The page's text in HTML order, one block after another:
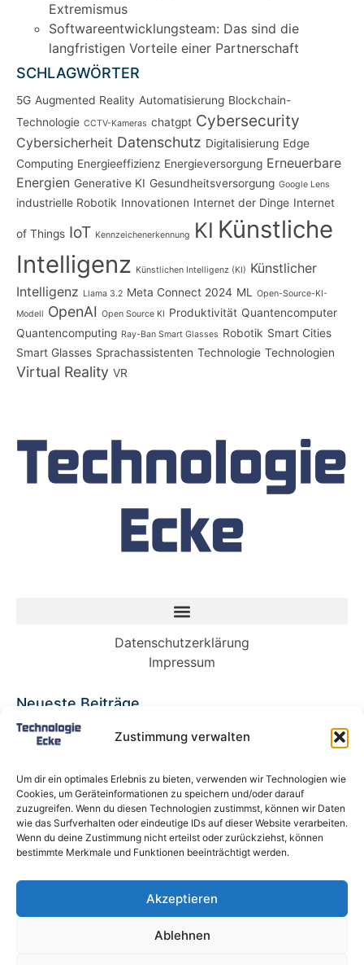
Zustimmung verwalten
Um dir ein optimales Erlebnis zu bieten, verwenden wir Technologien wie
Cookies, um Geräteinformationen zu speichern und/oder darauf
zuzugreifen. Wenn du diesen Technologien zustimmst, können wir Daten
wie das Surfverhalten oder eindeutige IDs auf dieser Website verarbeiten.
Wenn du deine Zustimmung nicht erteilst oder zurückziehst, können
bestimmte Merkmale und Funktionen beeinträchtigt werden.
Akzeptieren
Ablehnen
Extremismus
Softwareentwicklungsteam: Das sind die
langfristigen Vorteile einer Partnerschaft
SCHLAGWÖRTER
5G Augmented Reality Automatisierung Blockchain-
Technologie CCTV-Kameras chatgpt Cybersecurity
Cybersicherheit Datenschutz Digitalisierung Edge
Computing Energieeffizienz Energieversorgung Erneuerbare
Energien Generative KI Gesundheitsversorgung Google Lens
industrielle Robotik Innovationen Internet der Dinge Internet
of Things IoT Kennzeichenerkennung KI Künstliche
Intelligenz Künstlichen Intelligenz (KI) Künstlicher
Intelligenz Llama 3.2 Meta Connect 2024 ML Open-Source-KI-
Modell OpenAI Open Source KI Produktivität Quantencomputer
Quantencomputing Ray-Ban Smart Glasses Robotik Smart Cities
Smart Glasses Sprachassistenten Technologie Technologien
Virtual Reality VR
Datenschutzerklärung
Impressum
Neueste Beiträge
Babybett 90×200: Die perfekte Lösung für
wachsende Kinder und kleine Räume
Deutschland endlich ein Recht auf Kühlung
braucht
Schneckentempo: Die langsamsten Autos der
Welt
Softwareentwicklungsteam: Das sind die